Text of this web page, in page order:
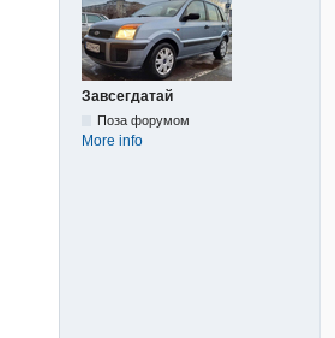
Завсегдатай
Поза форумом
More info